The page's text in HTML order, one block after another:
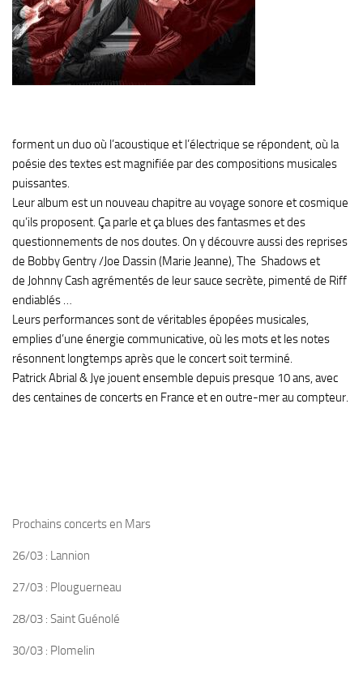
forment un duo où l’acoustique et l’électrique se répondent, où la
poésie des textes est magnifiée par des compositions musicales
puissantes.
Leur album est un nouveau chapitre au voyage sonore et cosmique
qu’ils proposent. Ça parle et ça blues des fantasmes et des
questionnements de nos doutes. On y découvre aussi des reprises
de Bobby Gentry /Joe Dassin (Marie Jeanne), The Shadowset
de Johnny Cash agrémentés de leur sauce secrète, pimenté de Riff
endiablés …
Leurs performances sont de véritables épopées musicales,
emplies d’une énergie communicative, où les mots et les notes
résonnent longtemps après que le concert soit terminé.
Patrick Abrial & Jye jouent ensemble depuis presque 10 ans, avec
des centaines de concerts en France et en outre-mer au compteur.
Prochains concerts en Mars
26/03 : Lannion
27/03 : Plouguerneau
28/03 : Saint Guénolé
30/03 : Plomelin